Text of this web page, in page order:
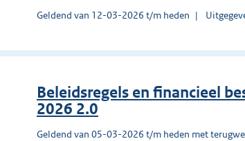
Geldend van 12-03-2026 t/m heden
Beleidsregels en financieel
2026 2.0
Geldend van 05-03-2026 t/m heden met